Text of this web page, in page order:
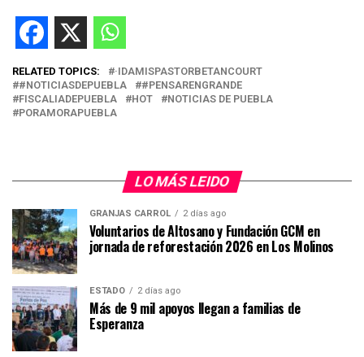
RELATED TOPICS:
·IDAMISPASTORBETANCOURT
#NOTICIASDEPUEBLA
#PENSARENGRANDE
FISCALIADEPUEBLA
HOT
NOTICIAS DE PUEBLA
PORAMORAPUEBLA
LO MÁS LEIDO
GRANJAS CARROL 2 días ago
Voluntarios de Altosano y Fundación GCM en
jornada de reforestación 2026 en Los Molinos
ESTADO 2 días ago
Más de 9 mil apoyos llegan a familias de
Esperanza